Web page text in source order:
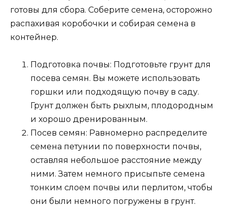
готовы для сбора. Соберите семена, осторожно
распахивая коробочки и собирая семена в
контейнер.
Подготовка почвы: Подготовьте грунт для
посева семян. Вы можете использовать
горшки или подходящую почву в саду.
Грунт должен быть рыхлым, плодородным
и хорошо дренированным.
Посев семян: Равномерно распределите
семена петунии по поверхности почвы,
оставляя небольшое расстояние между
ними. Затем немного присыпьте семена
тонким слоем почвы или перлитом, чтобы
они были немного погружены в грунт.